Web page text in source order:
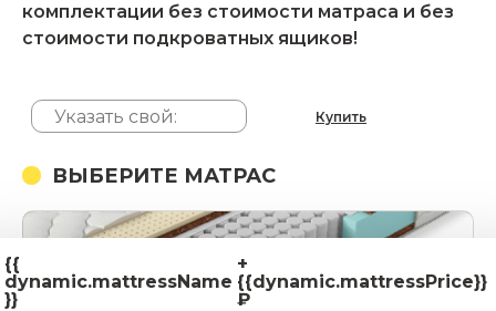
комплектации без стоимости матраса и без
стоимости подкроватных ящиков!
Купить
ВЫБЕРИТЕ МАТРАС
{{
dynamic.mattressName
}}
+
{{dynamic.mattressPrice}}
₽